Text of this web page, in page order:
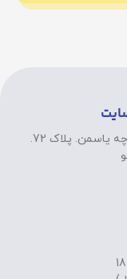
خیابان حافظ. خیابان نوفل لوشاتو. جنب کوچه یاسمن. پلاک 72.